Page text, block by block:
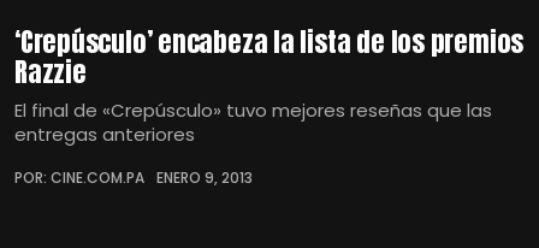
‘Crepúsculo’ encabeza la lista de los premios
Razzie
El final de «Crepúsculo» tuvo mejores reseñas que las
entregas anteriores
POR: CINE.COM.PA ENERO 9, 2013